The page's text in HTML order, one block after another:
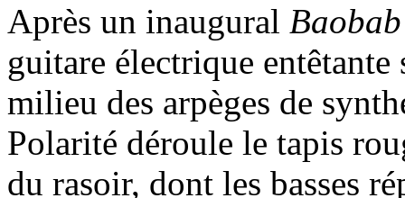
Après un inaugural
guitare électrique
milieu des arpèges de
Polarité déroule le tapis
du rasoir, dont les basses